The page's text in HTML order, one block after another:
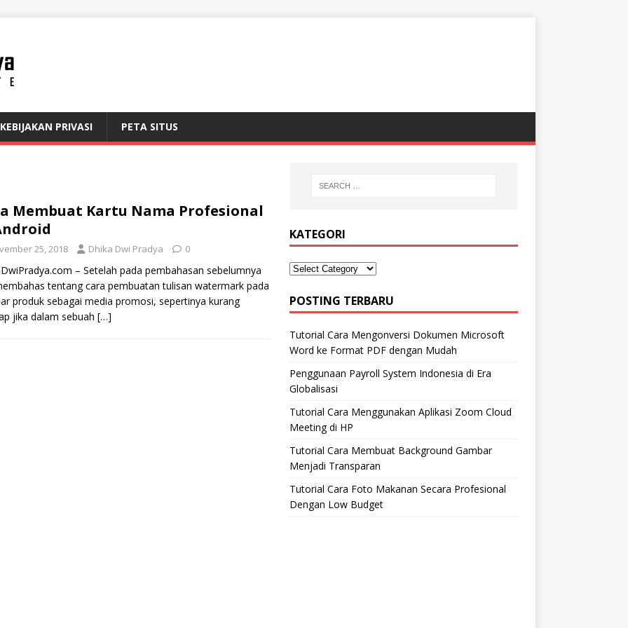
KEBIJAKAN PRIVASI PETA SITUS
Membuat Kartu Nama Profesional
25, 2018 Dhika Dwi Pradya 0
– Setelah pada pembahasan sebelumnya
tentang cara pembuatan tulisan watermark pada
produk sebagai media promosi, sepertinya kurang
jika dalam sebuah […]
KATEGORI
POSTING TERBARU
Tutorial Cara Mengonversi Dokumen Microsoft
Word ke Format PDF dengan Mudah
Penggunaan Payroll System Indonesia di Era
Globalisasi
Tutorial Cara Menggunakan Aplikasi Zoom Cloud
Meeting di HP
Tutorial Cara Membuat Background Gambar
Menjadi Transparan
Tutorial Cara Foto Makanan Secara Profesional
Dengan Low Budget